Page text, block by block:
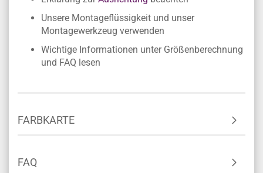
Unsere Montageflüssigkeit und unser
Montagewerkzeug verwenden
Wichtige Informationen unter Größenberechnung
und FAQ lesen
FARBKARTE
FAQ